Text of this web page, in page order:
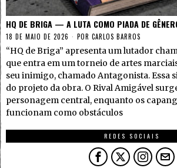
HQ DE BRIGA — A LUTA COMO PIADA DE
18 DE MAIO DE 2026 POR CARLOS BARROS
“HQ de Briga” apresenta um lutador
que entra em um torneio de artes
seu inimigo, chamado Antagonista. Essa
do projeto da obra. O Rival Amigável
personagem central, enquanto os
funcionam como obstáculos
REDES SOCIAIS